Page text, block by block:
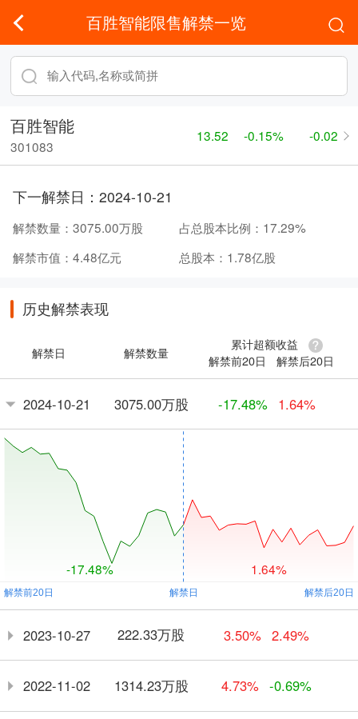
百胜智能限售解禁一览
百胜智能
301083
13.52 -0.15% -0.02
下一解禁日： 2024-10-21
解禁数量： 3075.00万股 占总股本比例： 17.29%
解禁市值： 4.48亿元 总股本： 1.78亿股
历史解禁表现
解禁日 解禁数量
累计超额收益
解禁前20日
解禁后20日
2024-10-21 3075.00万股 -17.48% 1.64%
-17.48% 1.64%
2023-10-27 222.33万股 3.50% 2.49%
2022-11-02 1314.23万股 4.73% -0.69%